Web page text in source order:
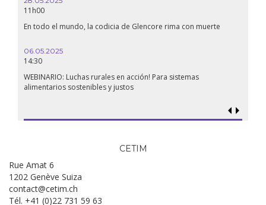
11h00
En todo el mundo, la codicia de Glencore rima con muerte
06.05.2025
14:30
WEBINARIO: Luchas rurales en acción! Para sistemas
alimentarios sostenibles y justos
CETIM
Rue Amat 6
1202 Genève Suiza
contact@cetim.ch
Tél. +41 (0)22 731 59 63